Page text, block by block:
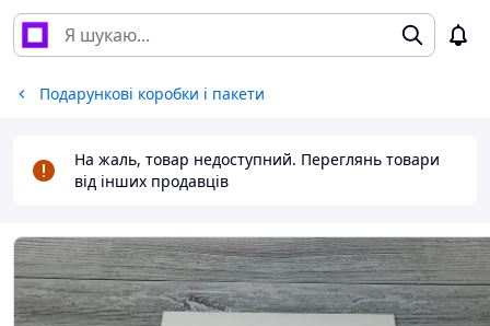
Подарункові коробки і пакети
На жаль, товар недоступний. Переглянь товари
від інших продавців